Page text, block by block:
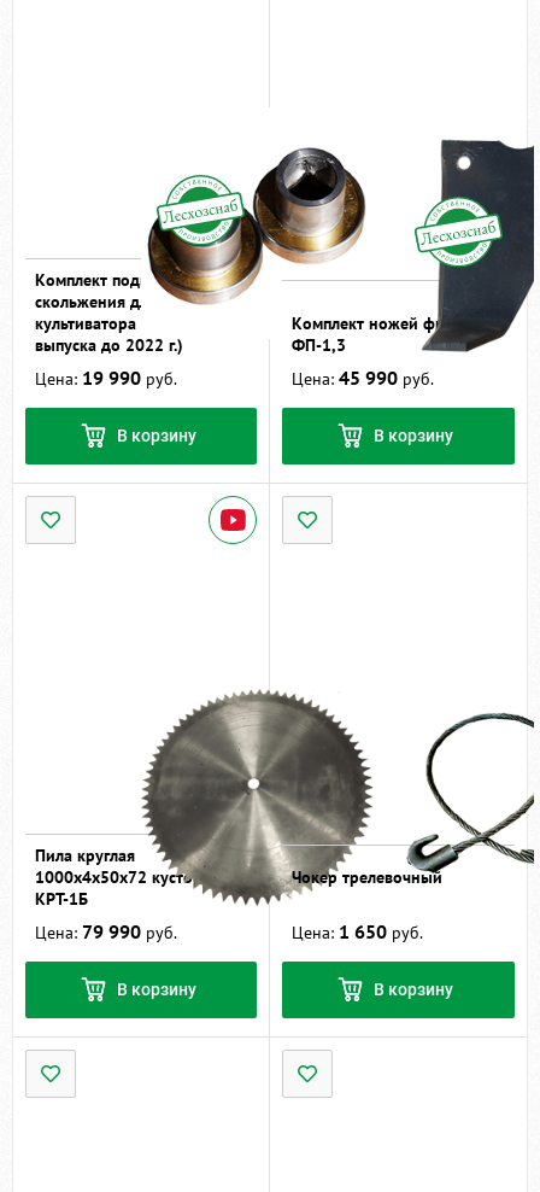
Комплект подшипников
скольжения для
культиватора КЛБ-1,7 (год
выпуска до 2022 г.)
Цена: 19 990 руб.
В корзину
Комплект ножей фрезы
ФП-1,3
Цена: 45 990 руб.
В корзину
Пила круглая
1000x4x50x72 кустореза
КРТ-1Б
Цена: 79 990 руб.
В корзину
Чокер трелевочный
Цена: 1 650 руб.
В корзину